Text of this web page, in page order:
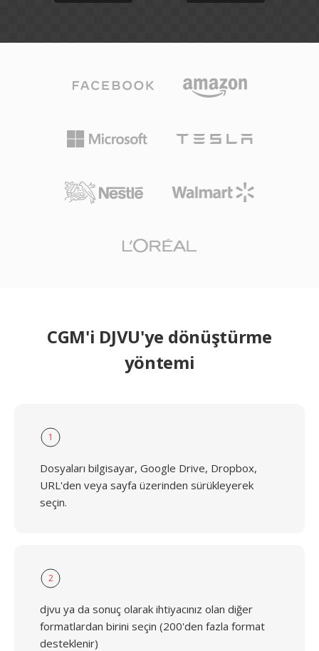
CGM'i DJVU'ye dönüştürme
yöntemi
1
Dosyaları bilgisayar, Google Drive, Dropbox,
URL'den veya sayfa üzerinden sürükleyerek
seçin.
2
djvu ya da sonuç olarak ihtiyacınız olan diğer
formatlardan birini seçin (200'den fazla format
desteklenir)